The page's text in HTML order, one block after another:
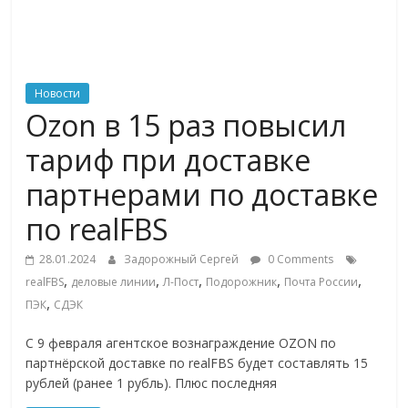
логистике,
технологиях,
соцсетях
Портал
об
онлайн-
торговле,
сервисах
для
Commerce,
Новости
Ozon в 15 раз повысил
тариф при доставке
партнерами по доставке
по realFBS
28.01.2024 Задорожный Сергей
0 Comments
realFBS, деловые линии,Л-Пост, Подорожник, Почта России,
ПЭК, СДЭК
С 9 февраля агентское вознаграждение OZON по
партнёрской доставке по realFBS будет составлять 15
рублей (ранее 1 рубль). Плюс последняя